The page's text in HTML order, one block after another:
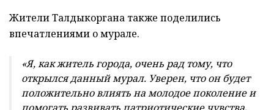
Жители Талдыкоргана также поделились
впечатлениями о мурале.
«Я, как житель города, очень рад тому, что
открылся данный мурал. Уверен, что он будет
положительно влиять на молодое поколение и